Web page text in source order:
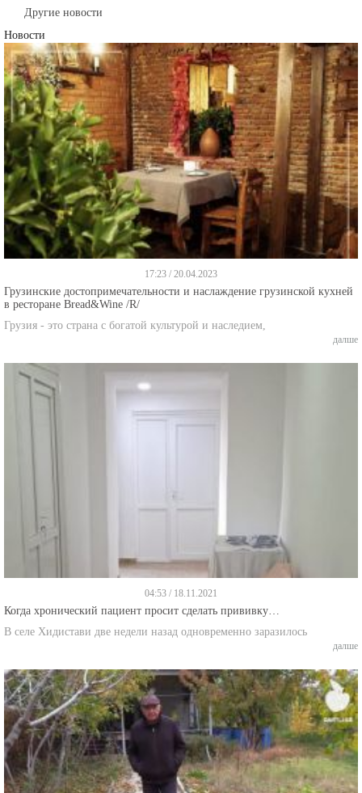
Другие новости
Новости
17:23 / 20.04.2023
Грузинские достопримечательности и наслаждение грузинской кухней
в ресторане Bread&Wine /R/
Грузия - это страна с богатой культурой и наследием,
далше
04:53 / 18.11.2021
Когда хронический пациент просит сделать прививку…
В селе Хидистави две недели назад одновременно заразилось
далше